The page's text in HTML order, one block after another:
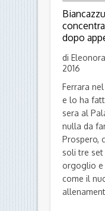
dopo
di
2016
Ferrara
e lo ha
sera al
nulla da
Prospero,
soli tre set
orgoglio e
come il